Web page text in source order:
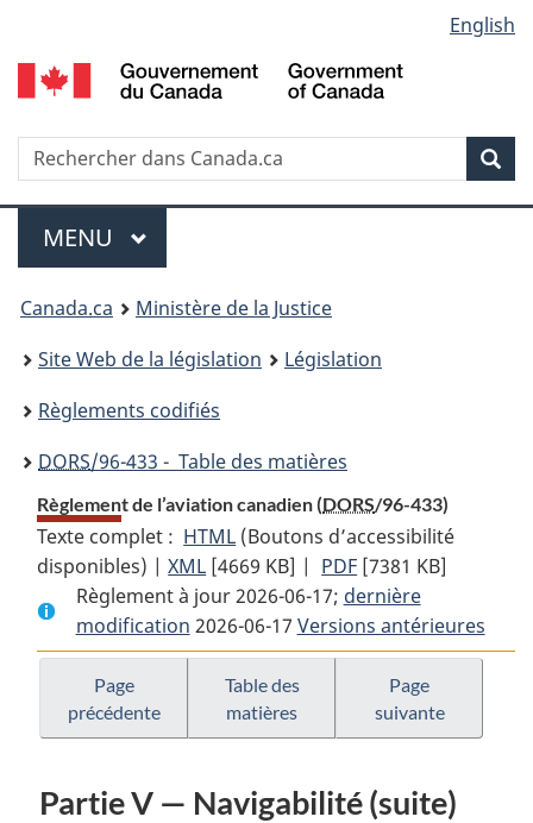
au
contenu
propos
de
la
HTML
simplifiée
selection
English
Recherche
Menu
MENU PRINCIPAL
You
are
here:
Canada.ca
Ministère de la Justice
Site Web de la législation
Législation
Règlements codifiés
DORS/96-433 - Table des matières
Règlement de l’aviation canadien (DORS/96-433)
Texte complet : HTML Texte
complet
:
Règlement
de
l’aviation
canadien
(Boutons d’accessibilité
disponibles) |XML Texte
complet
:
Règlement
de
l’aviation
canadien
[4669 KB] | PDF Texte
complet
:
Règlement
l’aviation
canadien
[7381 KB]
Règlement à jour 2026-06-17; dernière
modification 2026-06-17 Versions antérieures
Page
précédente
Table des
matières
Page
suivante
Partie V — Navigabilité (suite)